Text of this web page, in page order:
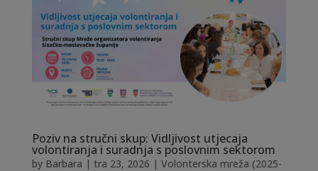
Poziv na stručni skup: Vidljivost utjecaja
volontiranja i suradnja s poslovnim sektorom
by Barbara | tra 23, 2026 | Volonterska mreža (2025-